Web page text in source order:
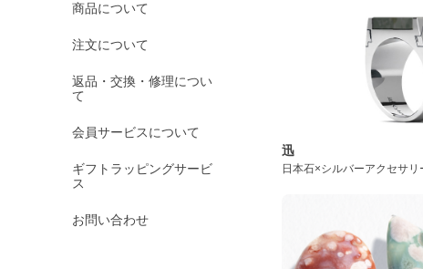
商品について
注文について
返品・交換・修理につい
て
会員サービスについて
ギフトラッピングサービ
ス
お問い合わせ
迅
日本石×シルバーアクセサリ